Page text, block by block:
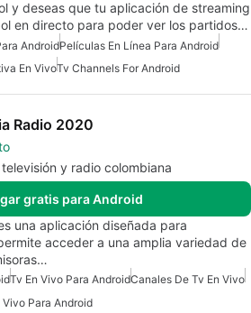
y deseas que tu aplicación de streaming
en directo para poder ver los partidos…
AndroidPelículas En Línea Para Android
En VivoTv Channels For Android
Radio 2020
y radio colombiana
gratis para Android
una aplicación diseñada para
acceder a una amplia variedad de
Tv En Vivo Para AndroidCanales De Tv En Vivo
Para Android